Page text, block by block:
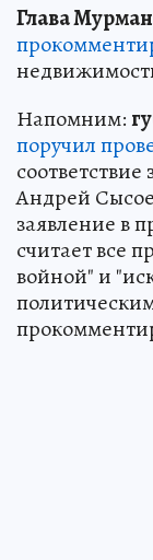
Глава
Напомним:
поручил
Андрей
заявление в
считает все
войной" и